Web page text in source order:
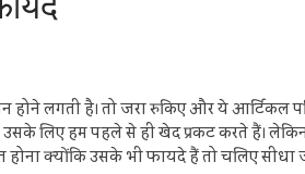
लगती है। तो जरा रुकिए और ये आर्टिकल
लिए हम पहले से ही खेद प्रकट करते हैं।
क्योंकि उसके भी फायदे हैं तो चलिए सीधा